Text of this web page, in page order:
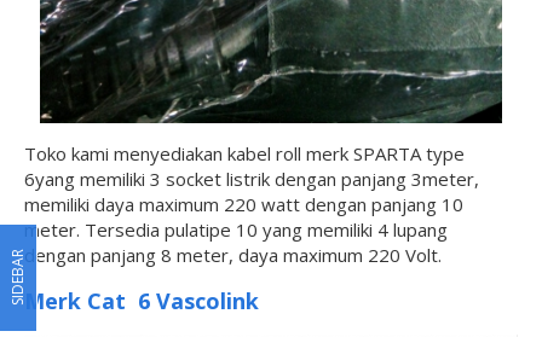
Toko kami menyediakan kabel roll merk SPARTA type
6yang memiliki 3 socket listrik dengan panjang 3meter,
memiliki daya maximum 220 watt dengan panjang 10
meter. Tersedia pulatipe 10 yang memiliki 4 lupang
dengan panjang 8 meter, daya maximum 220 Volt.
Merk Cat 6 Vascolink
SIDEBAR